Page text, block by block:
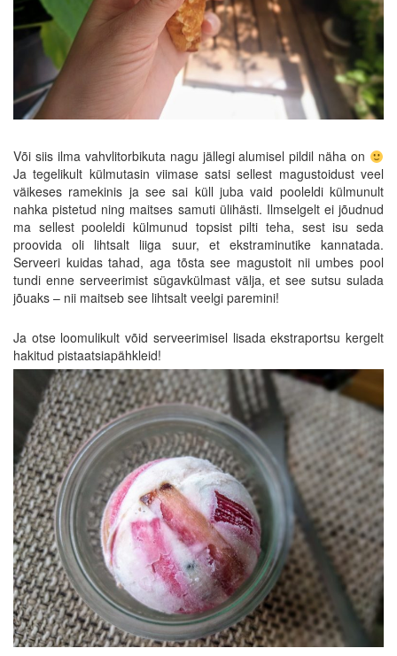
Või siis ilma vahvlitorbikuta nagu jällegi alumisel pildil näha on
Ja tegelikult külmutasin viimase satsi sellest magustoidust veel
väikeses ramekinis ja see sai küll juba vaid pooleldi külmunult
nahka pistetud ning maitses samuti ülihästi. Ilmselgelt ei jõudnud
ma sellest pooleldi külmunud topsist pilti teha, sest isu seda
proovida oli lihtsalt liiga suur, et ekstraminutike kannatada.
Serveeri kuidas tahad, aga tõsta see magustoit nii umbes pool
tundi enne serveerimist sügavkülmast välja, et see sutsu sulada
jõuaks – nii maitseb see lihtsalt veelgi paremini!
Ja otse loomulikult võid serveerimisel lisada ekstraportsu kergelt
hakitud pistaatsiapähkleid!